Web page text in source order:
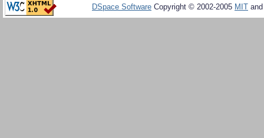
DSpace Software Copyright © 2002-2005 MIT